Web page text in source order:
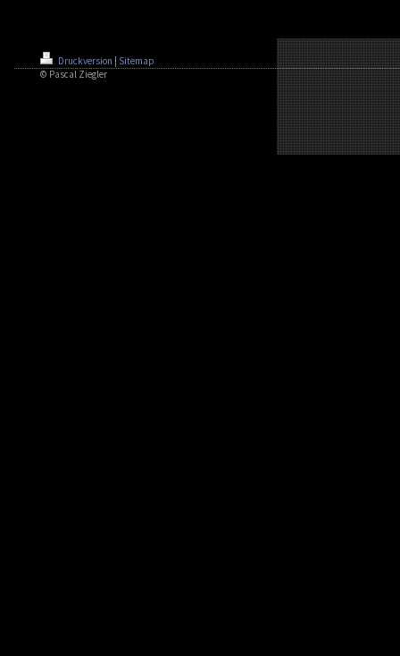
Druckversion | Sitemap
© Pascal Ziegler